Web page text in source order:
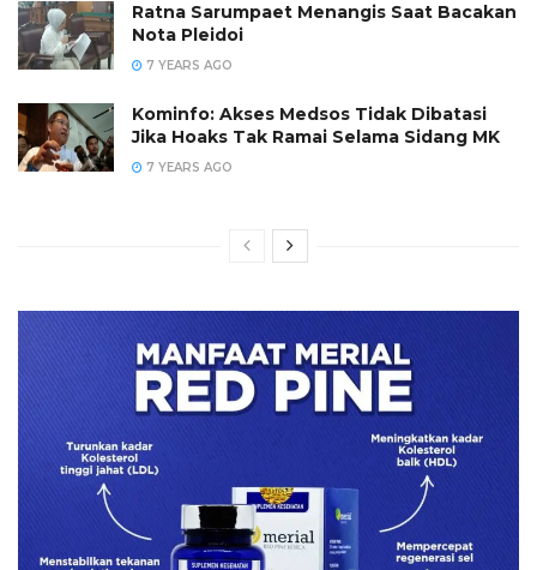
Ratna Sarumpaet Menangis Saat Bacakan
Nota Pleidoi
7 YEARS AGO
Kominfo: Akses Medsos Tidak Dibatasi
Jika Hoaks Tak Ramai Selama Sidang MK
7 YEARS AGO